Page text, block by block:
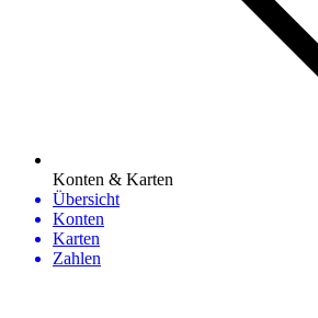
Konten & Karten
Übersicht
Konten
Karten
Zahlen